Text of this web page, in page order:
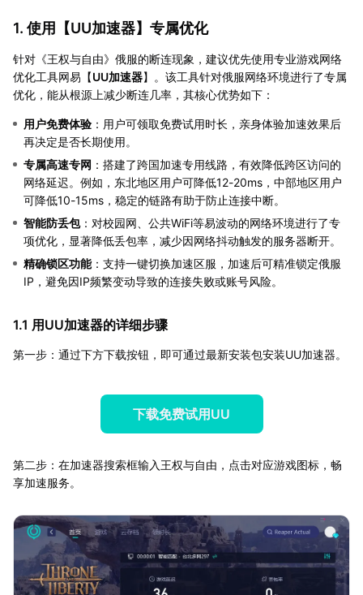
1. 使用【UU加速器】专属优化
针对《王权与自由》俄服的断连现象，建议优先使用专业游戏网络
优化工具网易【UU加速器】。该工具针对俄服网络环境进行了专属
优化，能从根源上减少断连几率，其核心优势如下：
用户免费体验 ：用户可领取免费试用时长，亲身体验加速效果后
再决定是否长期使用。
专属高速专网 ：搭建了跨国加速专用线路，有效降低跨区访问的
网络延迟。例如，东北地区用户可降低12-20ms，中部地区用户
可降低10-15ms，稳定的链路有助于防止连接中断。
智能防丢包：对校园网、公共WiFi等易波动的网络环境进行了专
项优化，显著降低丢包率，减少因网络抖动触发的服务器断开。
精确锁区功能：支持一键切换加速区服，加速后可精准锁定俄服
IP，避免因IP频繁变动导致的连接失败或账号风险。
1.1 用UU加速器的详细步骤
第一步：通过下方下载按钮，即可通过最新安装包安装UU加速器。
下载免费试用UU
第二步：在加速器搜索框输入王权与自由，点击对应游戏图标，畅
享加速服务。